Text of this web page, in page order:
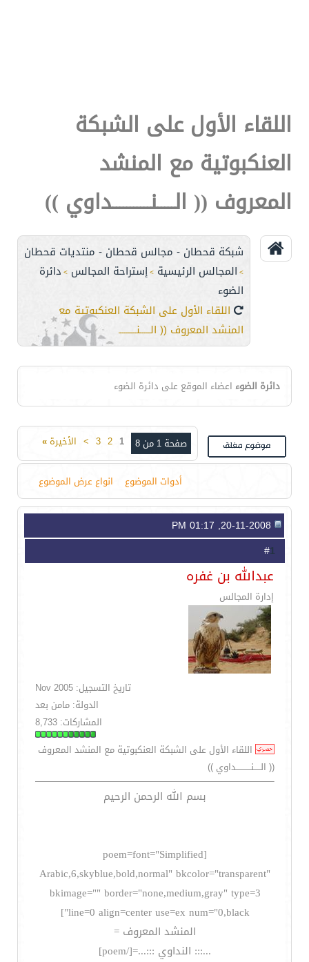
اللقاء الأول على الشبكة
العنكبوتية مع المنشد
المعروف (( الـــــنـــــــــــداوي ))
شبكة قحطان - مجالس قحطان - منتديات قحطان
> المجالس الرئيسية >إستراحة المجالس > دائرة
الضوء
اللقاء الأول على الشبكة العنكبوتية مع
المنشد المعروف (( الـــــنـــــــــــداوي ))
دائرة الضوء اعضاء الموقع على دائرة الضوء
صفحة 1 من 8 1
2
3
> الأخيرة»
أدوات الموضوع انواع عرض الموضوع
1
عبدالله بن غفره
إدارة المجالس
تاريخ التسجيل: Nov 2005
الدولة: مامن بعد
المشاركات: 8,733
اللقاء الأول على الشبكة العنكبوتية مع المنشد المعروف
(( الـــــنـــــــــــداوي ))
بسم الله الرحمن الرحيم
[poem=font="Simplified
Arabic,6,skyblue,bold,normal" bkcolor="transparent"
bkimage="" border="none,medium,gray" type=3
line=0 align=center use=ex num="0,black"]
المنشد المعروف =
...::: النداوي :::...=[/poem]